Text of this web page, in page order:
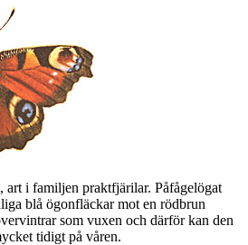
, art i familjen praktfjärilar. Påfågelögat
blå ögonfläckar mot en rödbrun
som vuxen och därför kan den
tidigt på våren.